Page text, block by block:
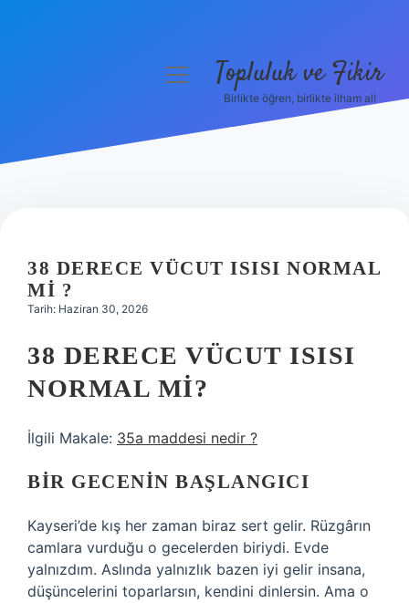
Hakkımızda
menüyüTopluluk ve Fikir
Birlikte öğren, birlikte ilham al!
38 DERECE VÜCUT ISISI NORMAL
MI ?
Tarih: Haziran 30, 2026
38 DERECE VÜCUT ISISI
NORMAL MI?
İlgili Makale: 35a maddesi nedir ?
BIR GECENIN BAŞLANGICI
Kayseri’de kış her zaman biraz sert gelir. Rüzgârın
camlara vurduğu o gecelerden biriydi. Evde
yalnızdım. Aslında yalnızlık bazen iyi gelir insana,
düşüncelerini toparlarsın, kendini dinlersin. Ama o